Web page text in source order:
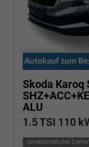
Skoda Karoq
ALU
1.5 TSI 110
unverbindliche